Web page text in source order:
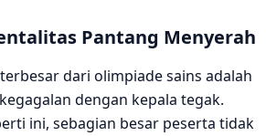
Pantang Menyerah
dari olimpiade sains adalah
dengan kepala tegak.
ini, sebagian besar peserta tidak